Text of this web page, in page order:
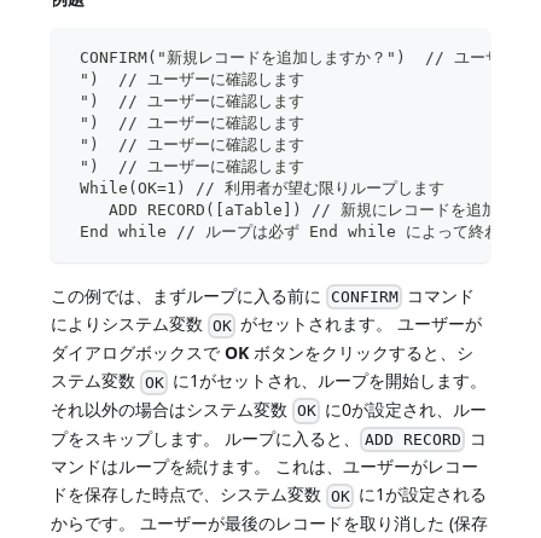
CONFIRM("新規レコードを追加しますか？")  // ユーザーに
")  // ユーザーに確認します
")  // ユーザーに確認します
")  // ユーザーに確認します
")  // ユーザーに確認します
")  // ユーザーに確認します
While(OK=1) // 利用者が望む限りループします
ADD RECORD([aTable]) // 新規にレコードを追加しま
End while // ループは必ず End while によって終わりま
この例では、まずループに入る前に CONFIRM コマンド
によりシステム変数 OK がセットされます。 ユーザーが
ダイアログボックスでOK ボタンをクリックすると、シ
ステム変数 OK に1がセットされ、ループを開始します。
それ以外の場合はシステム変数 OK に0が設定され、ルー
プをスキップします。 ループに入ると、 ADD RECORD コ
マンドはループを続けます。 これは、ユーザーがレコー
ドを保存した時点で、システム変数 OK に1が設定される
からです。 ユーザーが最後のレコードを取り消した (保存